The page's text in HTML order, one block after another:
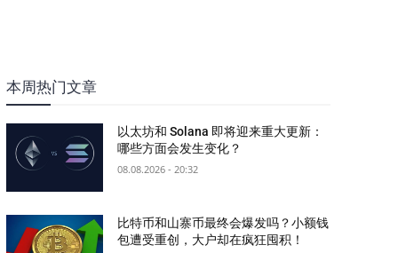
本周热门文章
以太坊和 Solana 即将迎来重大更新：
哪些方面会发生变化？
08.08.2026 - 20:32
比特币和山寨币最终会爆发吗？小额钱
包遭受重创，大户却在疯狂囤积！